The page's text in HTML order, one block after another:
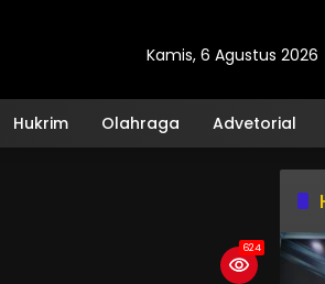
Kamis, 6 Agustus 2026
Hukrim Olahraga Advetorial
624